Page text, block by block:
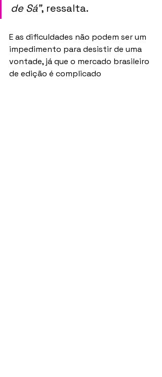
de Sá”, ressalta.
E as dificuldades não podem ser um
impedimento para desistir de uma
vontade, já que o mercado brasileiro
de edição é complicado